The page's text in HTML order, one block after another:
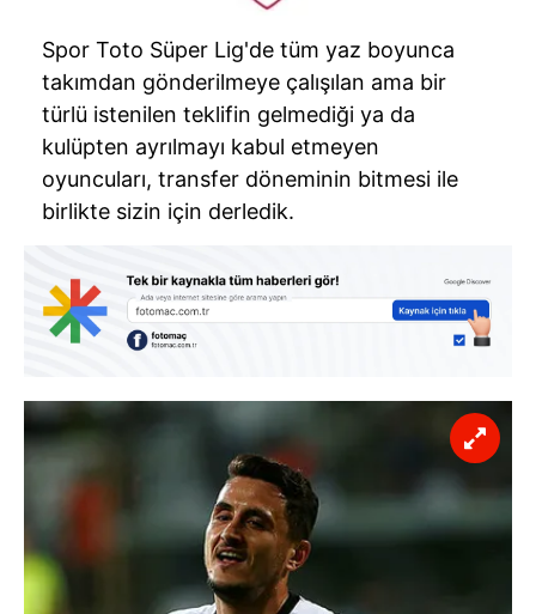
Spor Toto Süper Lig'de tüm yaz boyunca
takımdan gönderilmeye çalışılan ama bir
türlü istenilen teklifin gelmediği ya da
kulüpten ayrılmayı kabul etmeyen
oyuncuları, transfer döneminin bitmesi ile
birlikte sizin için derledik.